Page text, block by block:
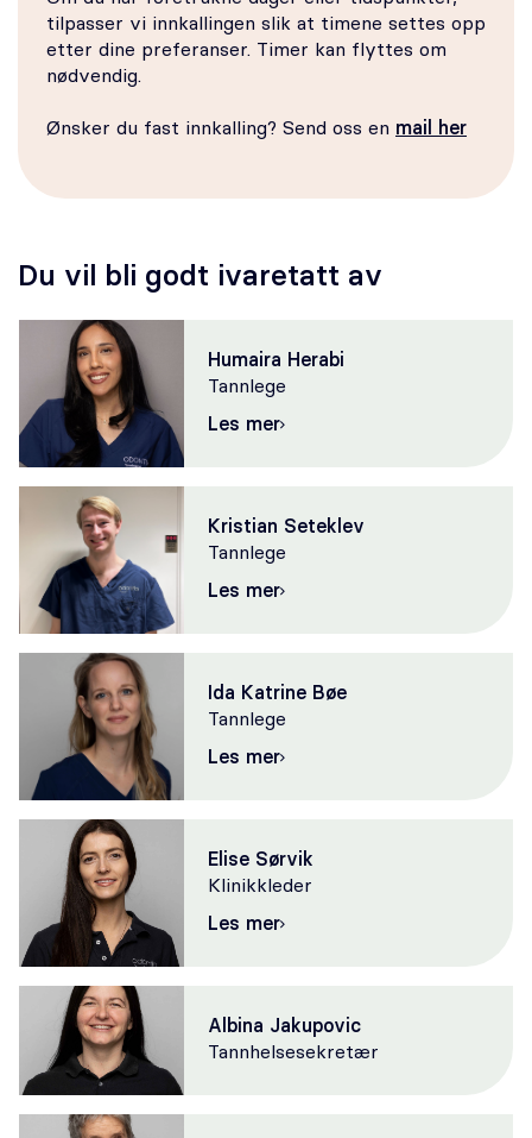
tilpasser vi innkallingen slik at timene settes opp
etter dine preferanser. Timer kan flyttes om
nødvendig.
Ønsker du fast innkalling? Send oss en mail her
Du vil bli godt ivaretatt av
Humaira Herabi
Tannlege
Les mer
Kristian Seteklev
Tannlege
Les mer
Ida Katrine Bøe
Tannlege
Les mer
Elise Sørvik
Klinikkleder
Les mer
Albina Jakupovic
Tannhelsesekretær